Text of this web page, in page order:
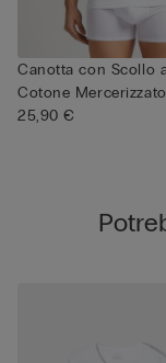
Canotta con Scollo
Cotone
25,90 €